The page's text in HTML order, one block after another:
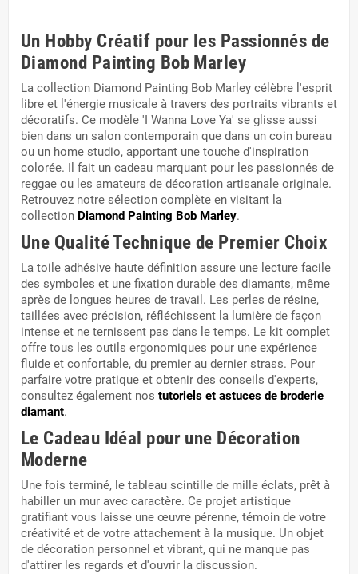
Un Hobby Créatif pour les Passionnés de
Diamond Painting Bob Marley
La collection Diamond Painting Bob Marley célèbre l'esprit
libre et l'énergie musicale à travers des portraits vibrants et
décoratifs. Ce modèle 'I Wanna Love Ya' se glisse aussi
bien dans un salon contemporain que dans un coin bureau
ou un home studio, apportant une touche d'inspiration
colorée. Il fait un cadeau marquant pour les passionnés de
reggae ou les amateurs de décoration artisanale originale.
Retrouvez notre sélection complète en visitant la
collection Diamond Painting Bob Marley.
Une Qualité Technique de Premier Choix
La toile adhésive haute définition assure une lecture facile
des symboles et une fixation durable des diamants, même
après de longues heures de travail. Les perles de résine,
taillées avec précision, réfléchissent la lumière de façon
intense et ne ternissent pas dans le temps. Le kit complet
offre tous les outils ergonomiques pour une expérience
fluide et confortable, du premier au dernier strass. Pour
parfaire votre pratique et obtenir des conseils d'experts,
consultez également nos tutoriels et astuces de broderie
diamant.
Le Cadeau Idéal pour une Décoration
Moderne
Une fois terminé, le tableau scintille de mille éclats, prêt à
habiller un mur avec caractère. Ce projet artistique
gratifiant vous laisse une œuvre pérenne, témoin de votre
créativité et de votre attachement à la musique. Un objet
de décoration personnel et vibrant, qui ne manque pas
d'attirer les regards et d'ouvrir la discussion.